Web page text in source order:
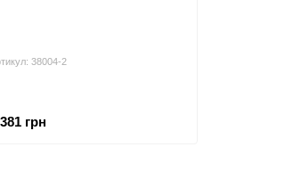
38004-2
грн